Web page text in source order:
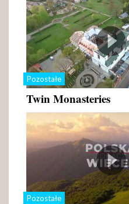
Pozostałe
Twin Monasteries
Pozostałe